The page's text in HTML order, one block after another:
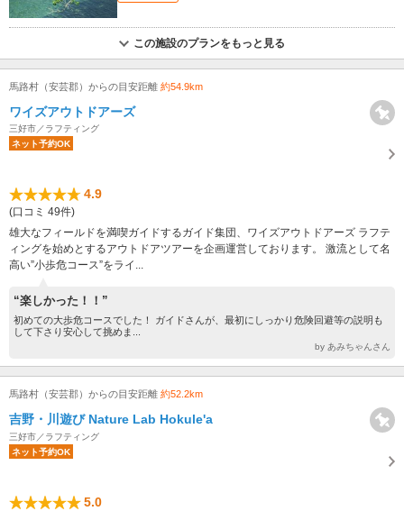
この施設のプランをもっと見る
馬路村（安芸郡）からの目安距離 約54.9km
ワイズアウトドアーズ
三好市／ラフティング
ネット予約OK
4.9
(口コミ 49件)
雄大なフィールドを満喫ガイドするガイド集団、ワイズアウトドアーズ ラフテ
ィングを始めとするアウトドアツアーを企画運営しております。 激流として名
高い”小歩危コース”をライ...
“楽しかった！！”
初めての大歩危コースでした！ ガイドさんが、最初にしっかり危険回避等の説明も
して下さり安心して挑めま...
by あみちゃんさん
馬路村（安芸郡）からの目安距離 約52.2km
吉野・川遊び Nature Lab Hokule'a
三好市／ラフティング
ネット予約OK
5.0